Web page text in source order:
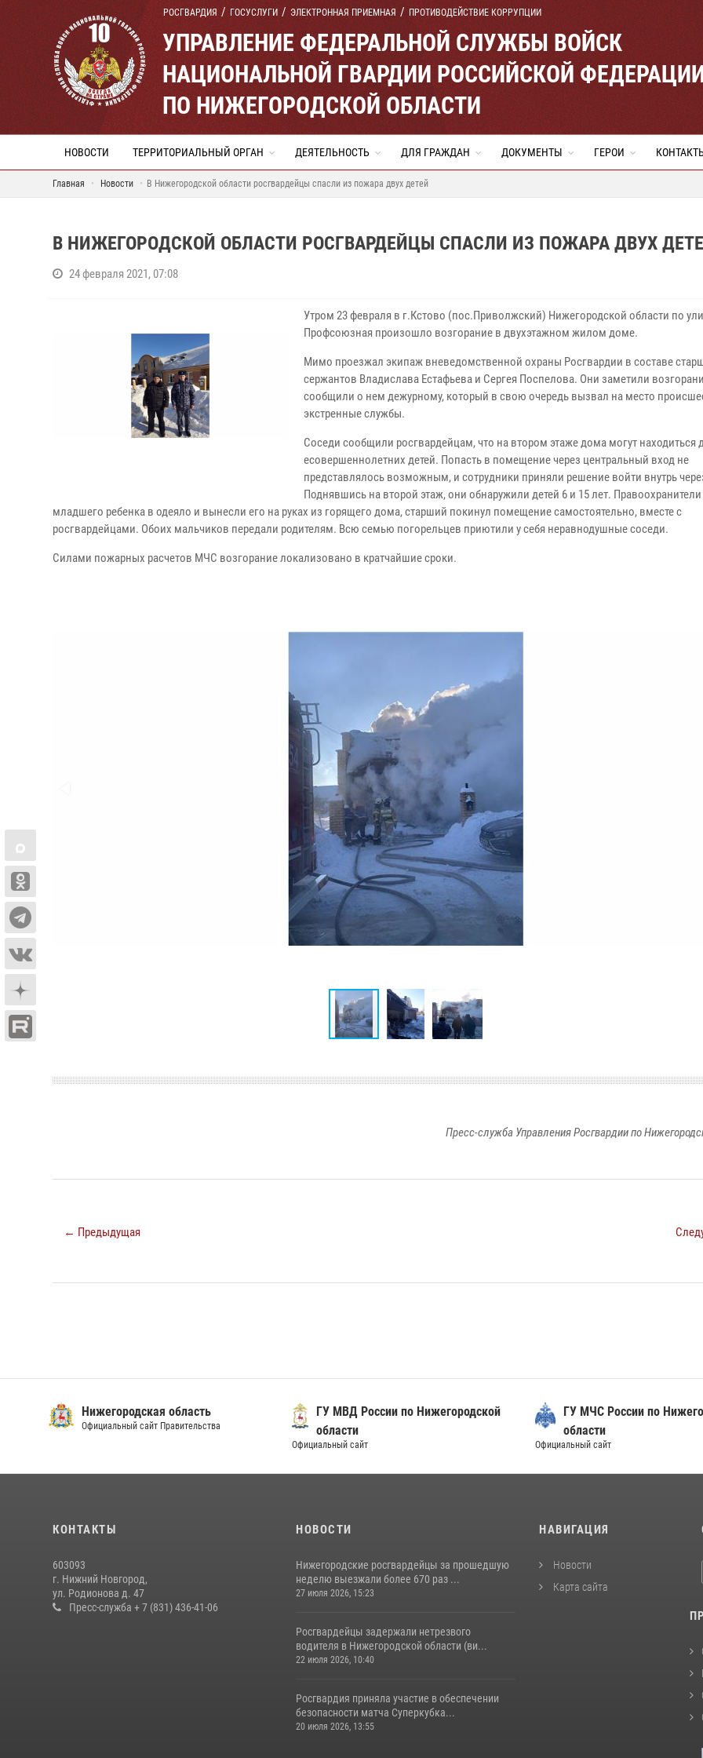
РОСГВАРДИЯ ГОСУСЛУГИ ЭЛЕКТРОННАЯ ПРИЕМНАЯ ПРОТИВОДЕЙСТВИЕ КОРРУПЦИИ
УПРАВЛЕНИЕ ФЕДЕРАЛЬНОЙ СЛУЖБЫ ВОЙСК
НАЦИОНАЛЬНОЙ ГВАРДИИ РОССИЙСКОЙ
ПО НИЖЕГОРОДСКОЙ ОБЛАСТИ
НОВОСТИ ТЕРРИТОРИАЛЬНЫЙ ОРГАН ДЕЯТЕЛЬНОСТЬ ДЛЯ ГРАЖДАН ДОКУМЕНТЫ ГЕРОИ
Главная Новости В Нижегородской области росгвардейцы спасли из пожара двух детей
В НИЖЕГОРОДСКОЙ ОБЛАСТИ РОСГВАРДЕЙЦЫ СПАСЛИ ИЗ ПОЖАРА ДВУХ
24 февраля 2021, 07:08
Утром 23 февраля в г.Кстово (пос.Приволжский) Нижегородской области по
Профсоюзная произошло возгорание в двухэтажном жилом доме.
Мимо проезжал экипаж вневедомственной охраны Росгвардии в составе
сержантов Владислава Естафьева и Сергея Поспелова. Они заметили
сообщили о нем дежурному, который в свою очередь вызвал на место
экстренные службы.
Соседи сообщили росгвардейцам, что на втором этаже дома могут находиться
есовершеннолетних детей. Попасть в помещение через центральный вход не
представлялось возможным, и сотрудники приняли решение войти внутрь
Поднявшись на второй этаж, они обнаружили детей 6 и 15 лет. Правоохранители
младшего ребенка в одеяло и вынесли его на руках из горящего дома, старший покинул помещение самостоятельно, вместе с
росгвардейцами. Обоих мальчиков передали родителям. Всю семью погорельцев приютили у себя неравнодушные соседи.
Силами пожарных расчетов МЧС возгорание локализовано в кратчайшие сроки.
Пресс-служба Управления Росгвардии по
← Предыдущая
Нижегородская область
Официальный сайт Правительства
ГУ МВД России по Нижегородской
области
Официальный сайт
ГУ МЧС России по
области
Официальный сайт
КОНТАКТЫ
603093
г. Нижний Новгород,
ул. Родионова д. 47
Пресс-служба + 7 (831) 436-41-06
НОВОСТИ
Нижегородские росгвардейцы за прошедшую
неделю выезжали более 670 раз ...
27 июля 2026, 15:23
Росгвардейцы задержали нетрезвого
водителя в Нижегородской области (ви...
22 июля 2026, 10:40
Росгвардия приняла участие в обеспечении
безопасности матча Суперкубка...
20 июля 2026, 13:55
НАВИГАЦИЯ
Новости
Карта сайта